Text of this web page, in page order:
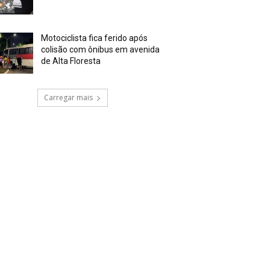
Motociclista fica ferido após
colisão com ônibus em avenida
de Alta Floresta
Carregar mais